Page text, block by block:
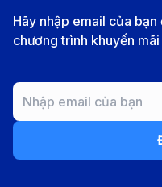
Vietnam
2-3
tuần
Hãy nhập email của
chương trình khuyến